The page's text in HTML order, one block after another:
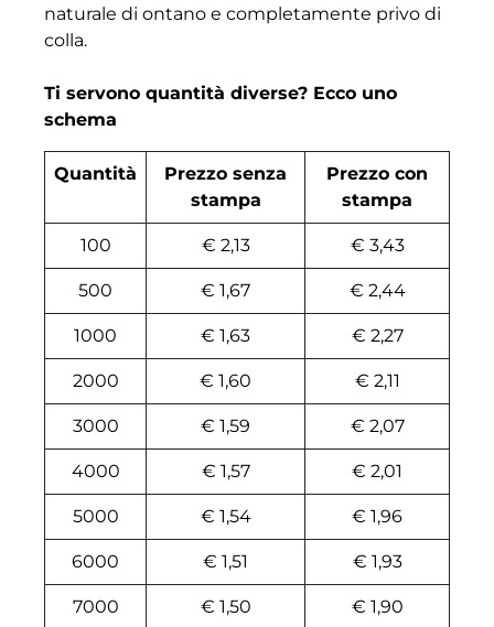
naturale di ontano e completamente privo di
colla.
Ti servono quantità diverse? Ecco uno
schema
Quantità
Prezzo senza
stampa
Prezzo con
stampa
100 € 2,13 € 3,43
500 € 1,67 € 2,44
1000 € 1,63 € 2,27
2000 € 1,60 € 2,11
3000 € 1,59 € 2,07
4000 € 1,57 € 2,01
5000 € 1,54 € 1,96
6000 € 1,51 € 1,93
7000 € 1,50 € 1,90